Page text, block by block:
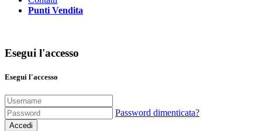
Punti Vendita
Esegui l'accesso
Esegui l'accesso
Password dimenticata?
Accedi